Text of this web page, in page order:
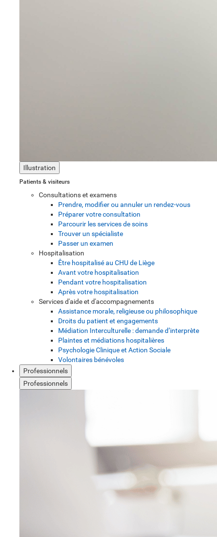
Illustration
Patients & visiteurs
Consultations et examens
Prendre, modifier ou annuler un rendez-vous
Préparer votre consultation
Parcourir les services de soins
Trouver un spécialiste
Passer un examen
Hospitalisation
Être hospitalisé au CHU de Liège
Avant votre hospitalisation
Pendant votre hospitalisation
Après votre hospitalisation
Services d'aide et d'accompagnements
Assistance morale, religieuse ou philosophique
Droits du patient et engagements
Médiation Interculturelle : demande d’interprète
Plaintes et médiations hospitalières
Psychologie Clinique et Action Sociale
Volontaires bénévoles
Professionnels
Professionnels